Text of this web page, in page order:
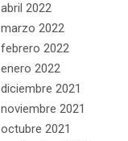
abril 2022
marzo 2022
febrero 2022
enero 2022
diciembre 2021
noviembre 2021
octubre 2021